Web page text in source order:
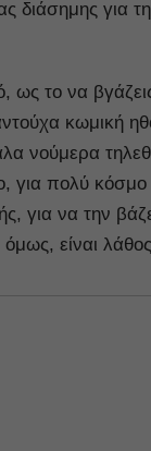
διάσημης για
ως το να
κωμική
νούμερα
πολύ κόσμο
για να την
είναι